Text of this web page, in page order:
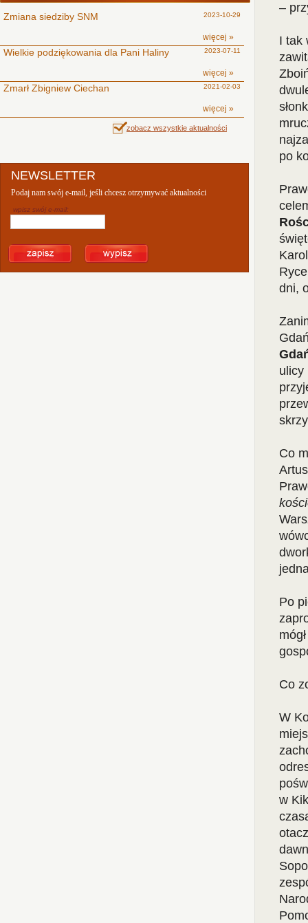
Zmiana siedziby SNM 2023-10-29
więcej »
Wielkie podziękowania dla Pani Haliny 2023-07-11
więcej »
Zmarł Zbigniew Ciechan 2021-02-03
więcej »
zobacz wszystkie aktualności
NEWSLETTER
Podaj nam swój e-mail, jeśli chcesz otrzymywać aktualności
wpisz swój e-mail:
–
I tak
po
dni,
ulicy
Co
Po
Co
W
w